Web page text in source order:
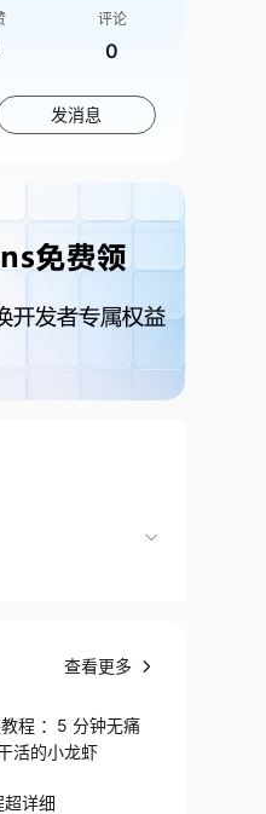
评论
0
发消息
查看更多
程 ：5 分钟无痛
活的小龙虾
详细